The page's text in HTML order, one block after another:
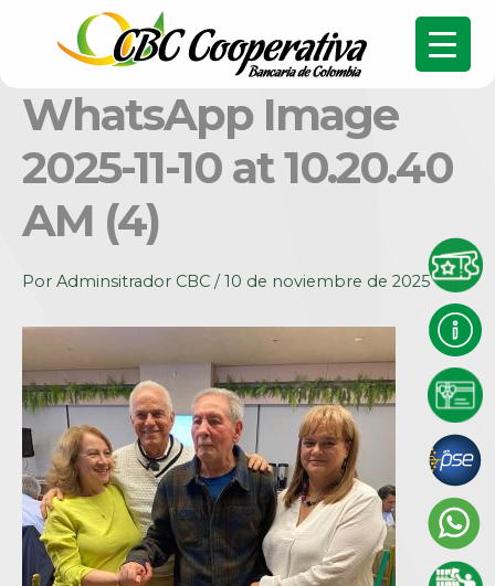
WhatsApp Image
2025-11-10 at 10.20.40
AM (4)
Por Adminsitrador CBC /10 de noviembre de 2025